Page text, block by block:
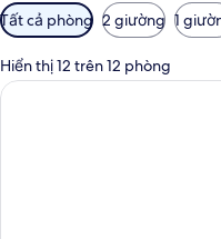
Bộ
lọc
có
thể
Tất cả phòng 2 giường 1
Hiển thị 12 trên 12 phòng